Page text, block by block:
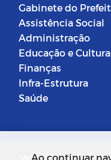
Gabinete do
Assistência Social
Administração
Educação e Cultura
Finanças
Infra-Estrutura
Saúde
Versão do Sistema:
Ao continuar